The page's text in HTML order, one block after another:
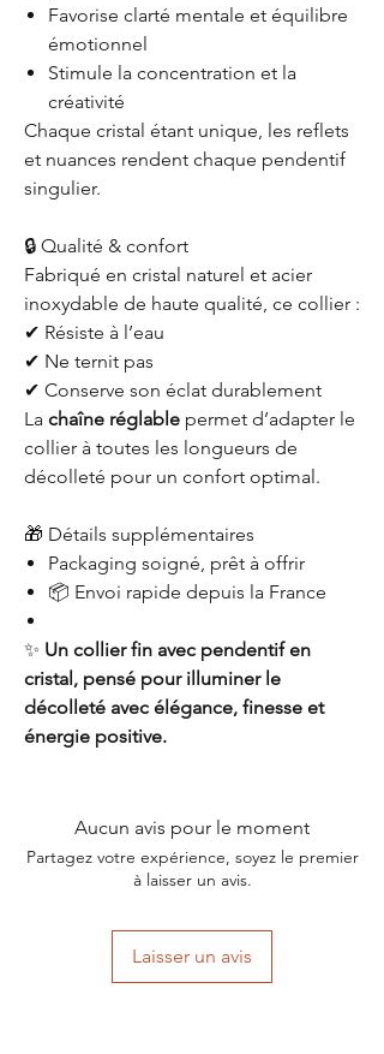
Favorise clarté mentale et équilibre
émotionnel
Stimule la concentration et la
créativité
Chaque cristal étant unique, les reflets
et nuances rendent chaque pendentif
singulier.
🔒 Qualité & confort
Fabriqué en cristal naturel et acier
inoxydable de haute qualité, ce collier :
✔ Résiste à l’eau
✔ Ne ternit pas
✔ Conserve son éclat durablement
La chaîne réglable permet d’adapter le
collier à toutes les longueurs de
décolleté pour un confort optimal.
🎁 Détails supplémentaires
Packaging soigné, prêt à offrir
📦 Envoi rapide depuis la France
✨ Un collier fin avec pendentif en
cristal, pensé pour illuminer le
décolleté avec élégance, finesse et
énergie positive.
Aucun avis pour le moment
Partagez votre expérience, soyez le premier
à laisser un avis.
Laisser un avis